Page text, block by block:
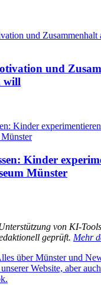
und
will
Kinder
Münster
von KI-
geprüft. Mehr